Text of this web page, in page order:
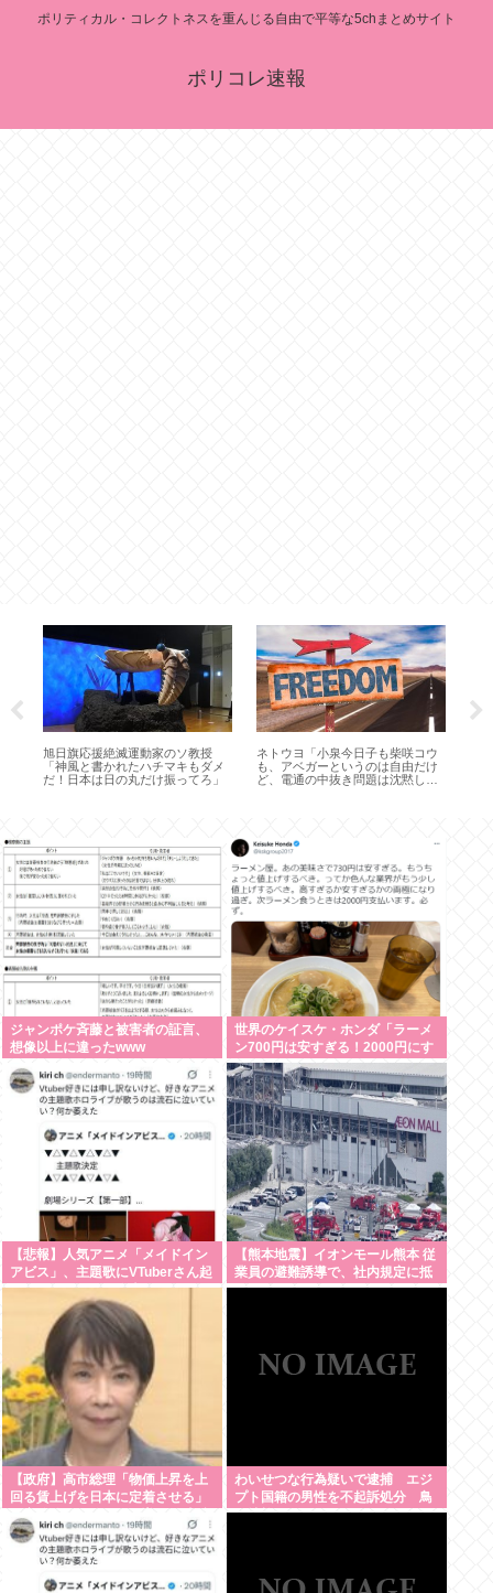
ポリティカル・コレクトネスを重んじる自由で平等な5chまとめサイト
ポリコレ速報
旭日旗応援絶滅運動家のソ教授
「神風と書かれたハチマキもダメ
だ！日本は日の丸だけ振ってろ」
ネトウヨ「小泉今日子も柴咲コウ
も、アベガーというのは自由だけ
ど、電通の中抜き問題は沈黙して
ジャンポケ斉藤と被害者の証言、
想像以上に違ったwww
世界のケイスケ・ホンダ「ラーメ
ン700円は安すぎる！2000円にす
るべき」
【悲報】人気アニメ「メイドイン
アビス」、主題歌にVTuberさん起
用でまたまたまた炎上www
【熊本地震】イオンモール熊本 従
業員の避難誘導で、社内規定に抵
触か
【政府】高市総理「物価上昇を上
回る賃上げを日本に定着させる」
の勧告を受け
わいせつな行為疑いで逮捕 エジ
プト国籍の男性を不起訴処分 鳥
取地検 [8/8]